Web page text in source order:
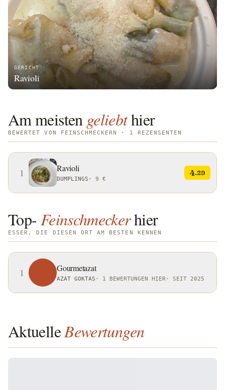
GERICHT
Ravioli
Am meisten geliebthier
BEWERTET VON FEINSCHMECKERN · 1 REZENSENTEN
1 Ravioli
DUMPLINGS · 9 €
4.29
Top-Feinschmeckerhier
ESSER, DIE DIESEN ORT AM BESTEN KENNEN
1 Gourmetazat
AZAT GOKTAS · 1 BEWERTUNGEN HIER · SEIT 2025
AktuelleBewertungen